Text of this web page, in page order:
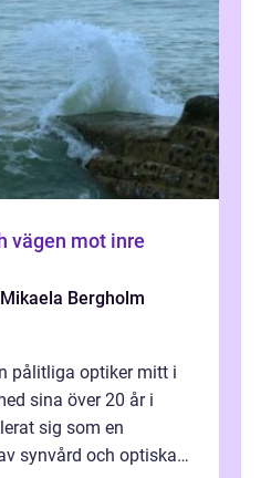
vägen mot inre
Mikaela Bergholm
pålitliga optiker mitt i
sina över 20 år i
sig som en
synvård och optiska